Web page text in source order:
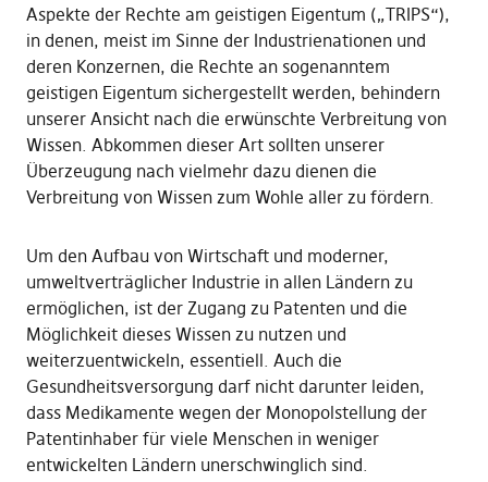
Aspekte der Rechte am geistigen Eigentum („TRIPS“),
in denen, meist im Sinne der Industrienationen und
deren Konzernen, die Rechte an sogenanntem
geistigen Eigentum sichergestellt werden, behindern
unserer Ansicht nach die erwünschte Verbreitung von
Wissen. Abkommen dieser Art sollten unserer
Überzeugung nach vielmehr dazu dienen die
Verbreitung von Wissen zum Wohle aller zu fördern.
Um den Aufbau von Wirtschaft und moderner,
umweltverträglicher Industrie in allen Ländern zu
ermöglichen, ist der Zugang zu Patenten und die
Möglichkeit dieses Wissen zu nutzen und
weiterzuentwickeln, essentiell. Auch die
Gesundheitsversorgung darf nicht darunter leiden,
dass Medikamente wegen der Monopolstellung der
Patentinhaber für viele Menschen in weniger
entwickelten Ländern unerschwinglich sind.